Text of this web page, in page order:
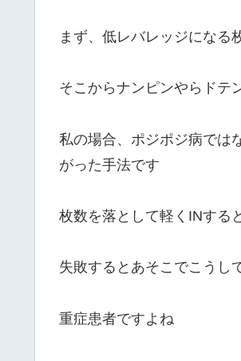
まず、低レバレッジになる
そこからナンピンやらドテ
私の場合、ポジポジ病では
がった手法です
枚数を落として軽くINする
失敗するとあそこでこうし
重症患者ですよね